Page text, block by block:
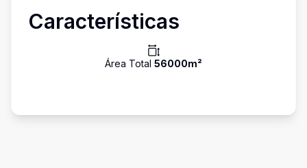
Características
Área Total 56000m²